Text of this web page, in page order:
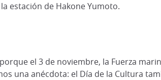
estación de Hakone Yumoto.
el 3 de noviembre, la Fuerza
una anécdota: el Día de la Cultura